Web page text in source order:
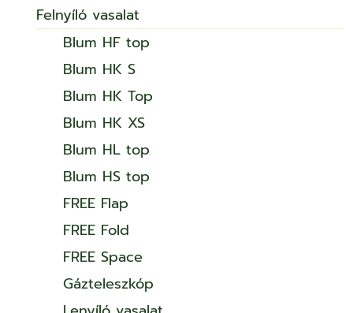
Felnyíló vasalat
Blum HF top
Blum HK S
Blum HK Top
Blum HK XS
Blum HL top
Blum HS top
FREE Flap
FREE Fold
FREE Space
Gázteleszkóp